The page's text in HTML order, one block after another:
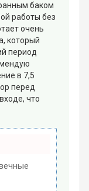
баком
работы без
очень
который
период
в 7,5
перед
что